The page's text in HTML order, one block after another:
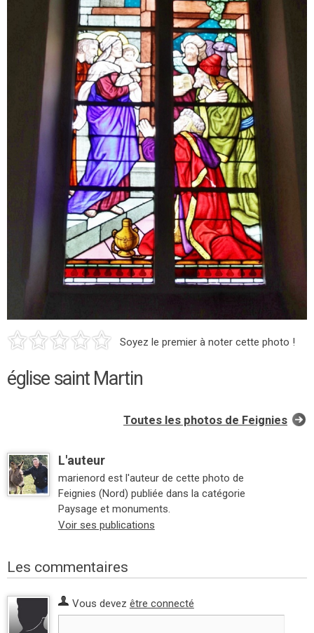
Soyez le premier à noter cette photo !
église saint Martin
Toutes les photos de Feignies
L'auteur
marienord est l'auteur de cette photo de
Feignies (Nord) publiée dans la catégorie
Paysage et monuments.
Voir ses publications
Les commentaires
Vous devez être connecté